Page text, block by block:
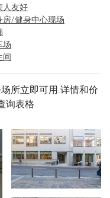
人友好
房/健身中心现场
场
间
所立即可用.详情和价
询表格.